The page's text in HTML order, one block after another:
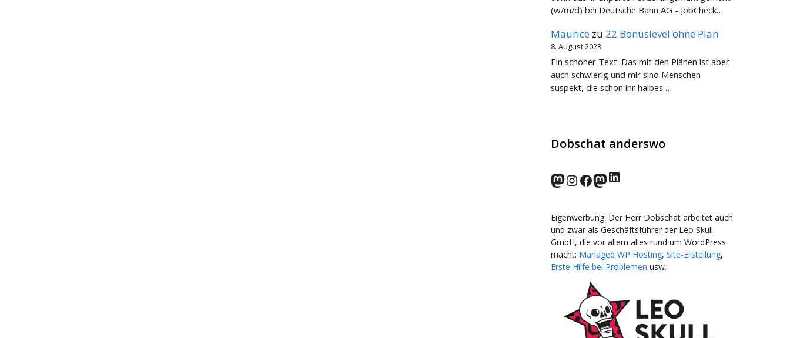
(w/m/d) bei Deutsche Bahn AG - JobCheck…
Maurice zu 22 Bonuslevel ohne Plan
8. August 2023
Ein schöner Text. Das mit den Plänen ist aber
auch schwierig und mir sind Menschen
suspekt, die schon ihr halbes…
Dobschat anderswo
norden.social
Instagram
Facebook
wp-punks.social
LinkedIn
Eigenwerbung: Der Herr Dobschat arbeitet auch
und zwar als Geschäftsführer der Leo Skull
GmbH, die vor allem alles rund um WordPress
macht: Managed WP Hosting, Site-Erstellung,
Erste Hilfe bei Problemen usw.